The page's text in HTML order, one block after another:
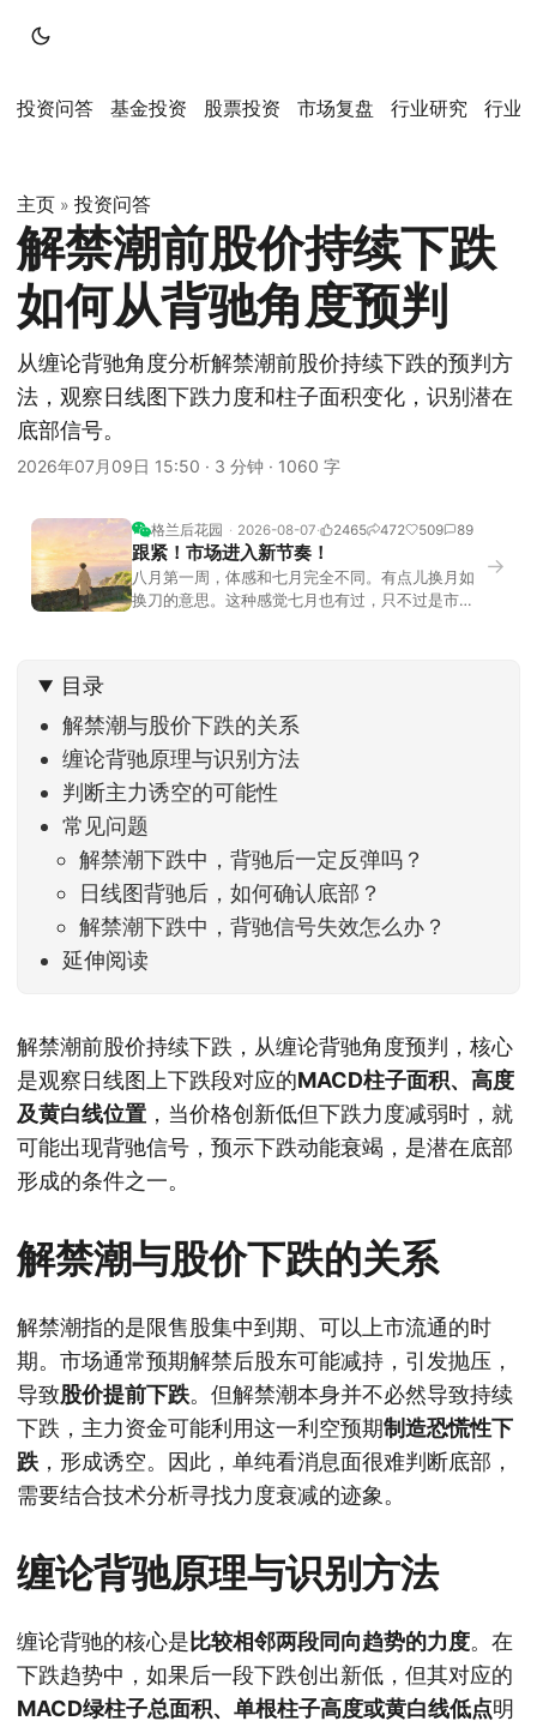
投资问答 基金投资 股票投资 市场复盘 行业研究 行业
主页 » 投资问答
解禁潮前股价持续下跌
如何从背驰角度预判
从缠论背驰角度分析解禁潮前股价持续下跌的预判方
法，观察日线图下跌力度和柱子面积变化，识别潜在
底部信号。
2026年07月09日 15:50 · 3 分钟 · 1060 字
格兰后花园 2026-08-07 2465 472 509 89
跟紧！市场进入新节奏！
八月第一周，体感和七月完全不同。有点儿换月如
换刀的意思。这种感觉七月也有过，只不过是市场
家感受到了春天般的暖风。指数涨了百点，交易额
回暖到2
→
目录
解禁潮与股价下跌的关系
缠论背驰原理与识别方法
判断主力诱空的可能性
常见问题
解禁潮下跌中，背驰后一定反弹吗？
日线图背驰后，如何确认底部？
解禁潮下跌中，背驰信号失效怎么办？
延伸阅读
解禁潮前股价持续下跌，从缠论背驰角度预判，核心
是观察日线图上下跌段对应的MACD柱子面积、高度
及黄白线位置 ，当价格创新低但下跌力度减弱时，就
可能出现背驰信号，预示下跌动能衰竭，是潜在底部
形成的条件之一。
解禁潮与股价下跌的关系
解禁潮指的是限售股集中到期、可以上市流通的时
期。市场通常预期解禁后股东可能减持，引发抛压，
导致股价提前下跌。但解禁潮本身并不必然导致持续
下跌，主力资金可能利用这一利空预期制造恐慌性下
跌 ，形成诱空。因此，单纯看消息面很难判断底部，
需要结合技术分析寻找力度衰减的迹象。
缠论背驰原理与识别方法
缠论背驰的核心是比较相邻两段同向趋势的力度。在
下跌趋势中，如果后一段下跌创出新低，但其对应的
MACD绿柱子总面积、单根柱子高度或黄白线低点明